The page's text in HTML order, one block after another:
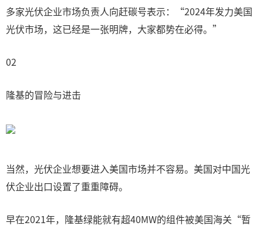
多家光伏企业市场负责人向赶碳号表示：“2024年发力美国
光伏市场，这已经是一张明牌，大家都势在必得。”
02
隆基的冒险与进击
当然，光伏企业想要进入美国市场并不容易。美国对中国光
伏企业出口设置了重重障碍。
早在2021年，隆基绿能就有超40MW的组件被美国海关“暂